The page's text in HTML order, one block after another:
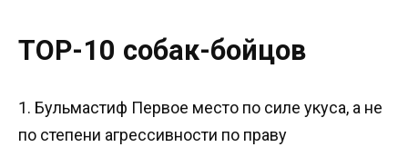
TOP-10 собак-бойцов
1. Бульмастиф Первое место по силе укуса, а не
по степени агрессивности по праву